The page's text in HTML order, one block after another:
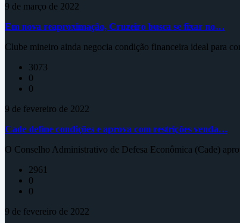
9 de março de 2022
Em nova reaproximação, Cruzeiro busca se fixar no…
Clube mineiro ainda negocia condição financeira ideal para
3073
0
0
9 de fevereiro de 2022
Cade define condições e aprova com restrições venda…
O Conselho Administrativo de Defesa Econômica (Cade)
2961
0
0
9 de fevereiro de 2022